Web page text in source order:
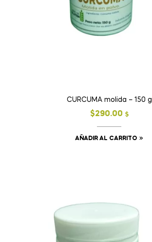
CURCUMA molida – 150 g
$290.00 $
AÑADIR AL CARRITO